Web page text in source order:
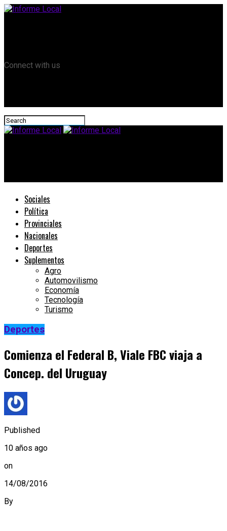
Connect with us
Sociales
Política
Provinciales
Nacionales
Deportes
Suplementos
Agro
Automovilismo
Economía
Tecnología
Turismo
Deportes
Comienza el Federal B, Viale FBC viaja a
Concep. del Uruguay
Published
10 años ago
on
14/08/2016
By